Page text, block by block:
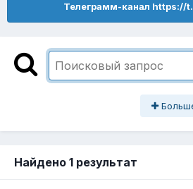
Телеграмм-канал https://
Найдено 1 результат